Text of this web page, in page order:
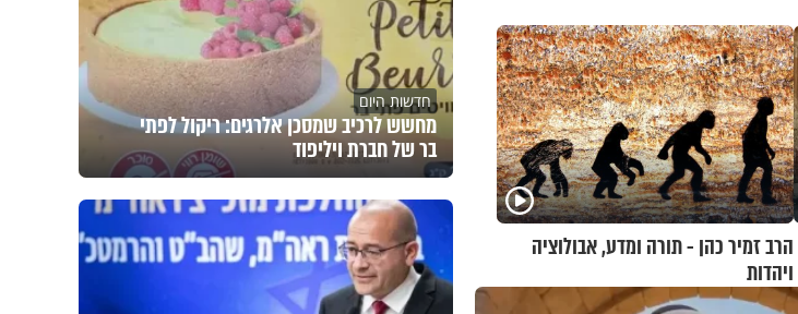
הרב זמיר כהן - תורה ומדע, אבולוציה
ויהדות
חדשות היום
מחשש לרכיב שמסכן אלרגים: ריקול לפתי
בר של חברת ויליפוד